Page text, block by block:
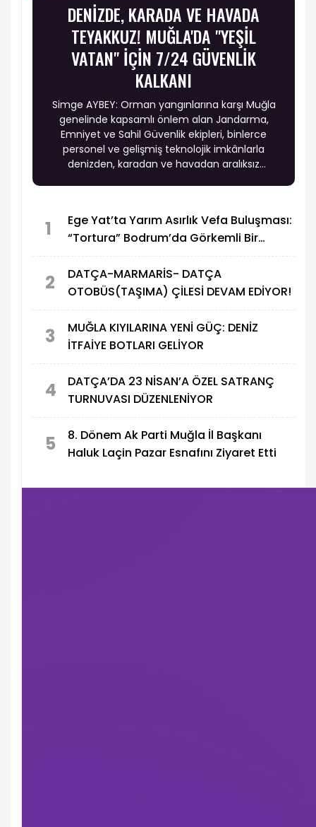
DENİZDE, KARADA VE HAVADA
TEYAKKUZ! MUĞLA'DA "YEŞİL
VATAN" İÇİN 7/24 GÜVENLİK
KALKANI
Simge AYBEY: Orman yangınlarına karşı Muğla
genelinde kapsamlı önlem alan Jandarma,
Emniyet ve Sahil Güvenlik ekipleri, binlerce
personel ve gelişmiş teknolojik imkânlarla
denizden, karadan ve havadan aralıksız
yangını riskine karşı güvenlik önlemleri en üst
seviyeye çıkarıldı. Muğla Valiliği
Emniyet Müdürlüğü, Sahil Güvenlik Güney Ege
Grup Komutanlığı ve Muğla Orman Bölge
Müdürlüğü tarafından yürütülen çalışmalar
göre denetimler sürdürülüyor.
1
Ege Yat’ta Yarım Asırlık Vefa Buluşması:
“Tortura” Bodrum’da Görkemli Bir
2
DATÇA-MARMARİS- DATÇA
OTOBÜS(TAŞIMA) ÇİLESİ DEVAM EDİYOR!
3
MUĞLA KIYILARINA YENİ GÜÇ: DENİZ
İTFAİYE BOTLARI GELİYOR
4
DATÇA’DA 23 NİSAN’A ÖZEL SATRANÇ
TURNUVASI DÜZENLENİYOR
5
8. Dönem Ak Parti Muğla İl Başkanı
Haluk Laçin Pazar Esnafını Ziyaret Etti